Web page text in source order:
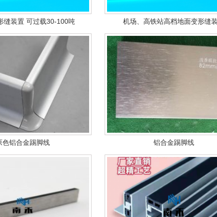
缝装置 可过载30-100吨 机场、高铁站高档地面变形缝
色铝合金踢脚线 铝合金踢脚线